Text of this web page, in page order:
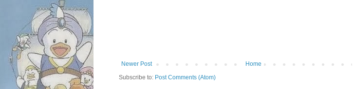
Newer Post
Home
Subscribe to: Post Comments (Atom)